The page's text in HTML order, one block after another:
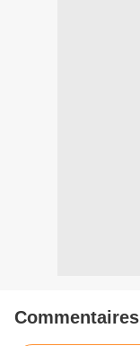
Commentaires